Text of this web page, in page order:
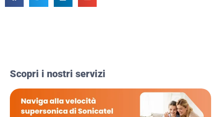
Scopri i nostri servizi